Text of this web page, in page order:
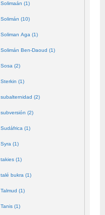
Solimaán (1)
Solimán (10)
Soliman Aga (1)
Solimán Ben-Daoud (1)
Sosa (2)
Sterkin (1)
subalternidad (2)
subversión (2)
Sudáfrica (1)
Syra (1)
takies (1)
talé bukra (1)
Talmud (1)
Tanis (1)